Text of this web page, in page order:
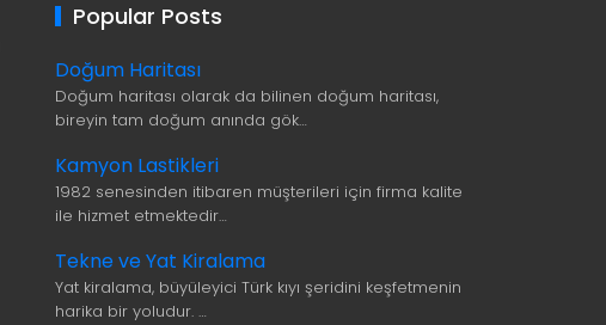
Popular Posts
Doğum Haritası
Doğum haritası olarak da bilinen doğum haritası,
bireyin tam doğum anında gök…
Kamyon Lastikleri
1982 senesinden itibaren müşterileri için firma kalite
ile hizmet etmektedir…
Tekne ve Yat Kiralama
Yat kiralama, büyüleyici Türk kıyı şeridini keşfetmenin
harika bir yoludur. …